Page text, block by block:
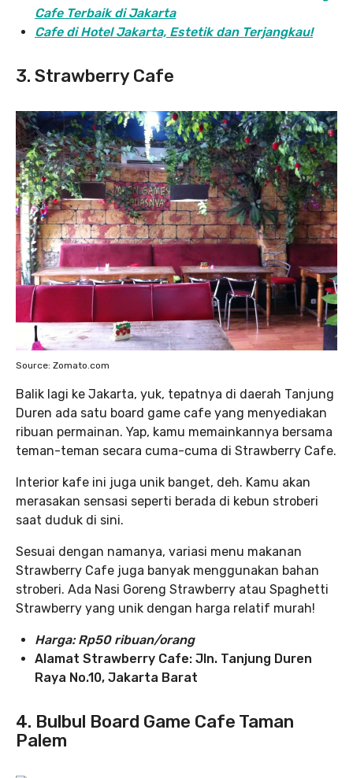
Cafe Terbaik di Jakarta
Cafe di Hotel Jakarta, Estetik dan Terjangkau!
3. Strawberry Cafe
Source: Zomato.com
Balik lagi ke Jakarta, yuk, tepatnya di daerah Tanjung
Duren ada satu board game cafe yang menyediakan
ribuan permainan. Yap, kamu memainkannya bersama
teman-teman secara cuma-cuma di Strawberry Cafe.
Interior kafe ini juga unik banget, deh. Kamu akan
merasakan sensasi seperti berada di kebun stroberi
saat duduk di sini.
Sesuai dengan namanya, variasi menu makanan
Strawberry Cafe juga banyak menggunakan bahan
stroberi. Ada Nasi Goreng Strawberry atau Spaghetti
Strawberry yang unik dengan harga relatif murah!
Harga: Rp50 ribuan/orang
Alamat Strawberry Cafe: Jln. Tanjung Duren
Raya No.10, Jakarta Barat
4. Bulbul Board Game Cafe Taman
Palem